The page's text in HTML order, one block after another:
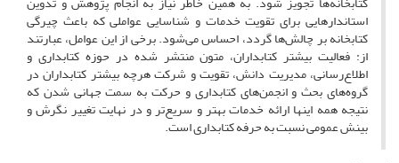
استاندارهایی برای تقویت خدمات و شناسایی عواملی که باعث چیرگی
کتابخانه بر چالش‌ها گردد، احساس می‌شود. برخی از این عوامل، عبارتند
از: فعالیت بیشتر کتابداران، متون منتشر شده در حوزه کتابداری و
اطلاع‌رسانی، مدیریت دانش، تقویت و شرکت هرچه بیشتر کتابداران در
گروه‌های بحث و انجمن‌های کتابداری و حرکت به سمت جهانی شدن که
نتیجه همه اینها ارائه خدمات بهتر و سریع‌تر و در نهایت تغییر نگرش و
بینش عمومی نسبت به حرفه کتابداری است.